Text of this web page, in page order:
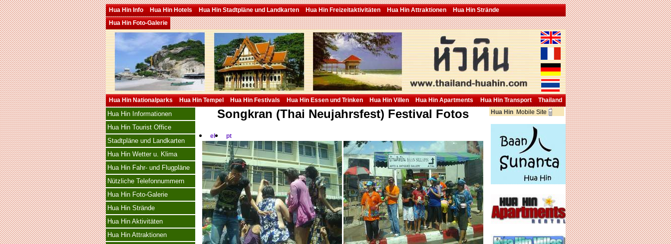
Hua Hin Info Hua Hin Hotels Hua Hin Stadtpläne und Landkarten Hua Hin Freizeitaktivitäten Hua Hin Attraktionen
Hua Hin Strände
Hua Hin Foto-Galerie
Hua Hin Nationalparks Hua Hin Tempel Hua Hin Festivals Hua Hin Essen und Trinken Hua Hin Villen Hua Hin Apartments Hua Hin Transport Thailand
Hua Hin Informationen
Hua Hin Tourist Office
Stadtpläne und Landkarten
Hua Hin Wetter u. Klima
Hua Hin Fahr- und Flugpläne
Nützliche Telefonnummern
Hua Hin Foto-Galerie
Hua Hin Strände
Hua Hin Aktivitäten
Hua Hin Attraktionen
Songkran (Thai Neujahrsfest) Festival Fotos
el pt
Hua Hin Mobile Site